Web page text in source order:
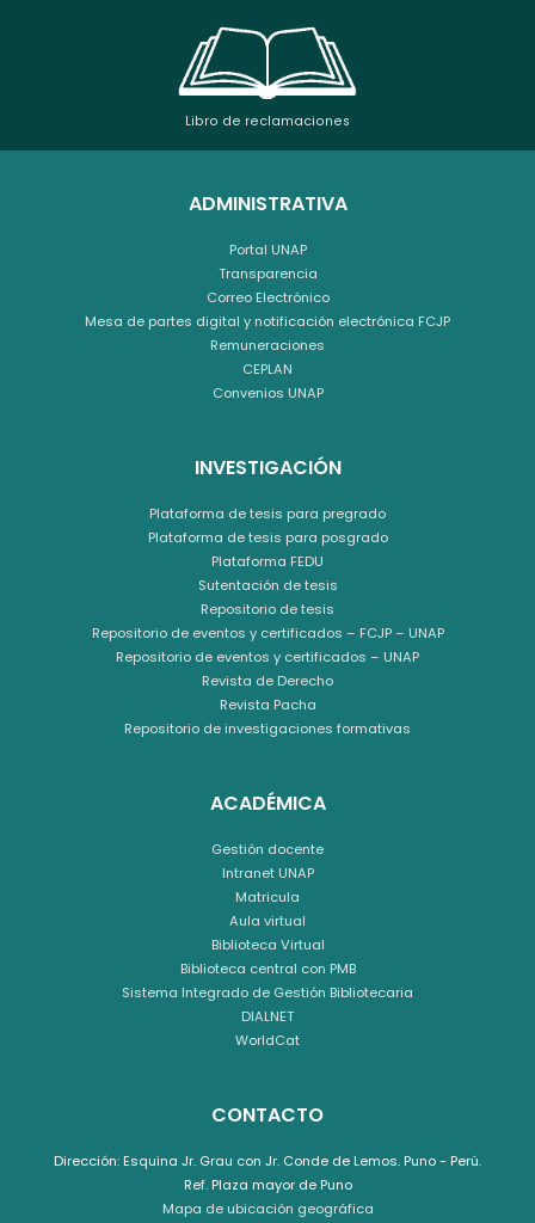
Libro de reclamaciones
ADMINISTRATIVA
Portal UNAP
Transparencia
Correo Electrónico
Mesa de partes digital y notificación electrónica FCJP
Remuneraciones
CEPLAN
Convenios UNAP
INVESTIGACIÓN
Plataforma de tesis para pregrado
Plataforma de tesis para posgrado
Plataforma FEDU
Sutentación de tesis
Repositorio de tesis
Repositorio de eventos y certificados – FCJP – UNAP
Repositorio de eventos y certificados – UNAP
Revista de Derecho
Revista Pacha
Repositorio de investigaciones formativas
ACADÉMICA
Gestión docente
Intranet UNAP
Matricula
Aula virtual
Biblioteca Virtual
Biblioteca central con PMB
Sistema Integrado de Gestión Bibliotecaria
DIALNET
WorldCat
CONTACTO
Dirección: Esquina Jr. Grau con Jr. Conde de Lemos. Puno - Perú.
Ref. Plaza mayor de Puno
Mapa de ubicación geográfica